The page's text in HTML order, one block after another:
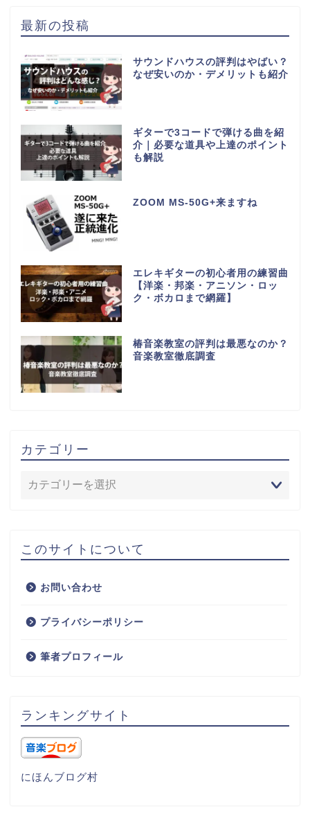
最新の投稿
サウンドハウスの評判はやばい？
なぜ安いのか・デメリットも紹介
ギターで3コードで弾ける曲を紹
介｜必要な道具や上達のポイント
も解説
ZOOM MS-50G+来ますね
エレキギターの初心者用の練習曲
【洋楽・邦楽・アニソン・ロッ
ク・ボカロまで網羅】
椿音楽教室の評判は最悪なのか？
音楽教室徹底調査
カテゴリー
このサイトについて
お問い合わせ
プライバシーポリシー
筆者プロフィール
ランキングサイト
にほんブログ村